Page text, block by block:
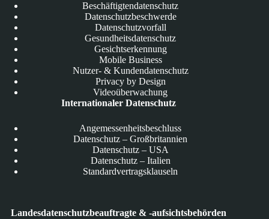
Beschäftigtendatenschutz
Datenschutzbeschwerde
Datenschutzvorfall
Gesundheitsdatenschutz
Gesichtserkennung
Mobile Business
Nutzer- & Kundendatenschutz
Privacy by Design
Videoüberwachung
Internationaler Datenschutz
Angemessenheitsbeschluss
Datenschutz – Großbritannien
Datenschutz – USA
Datenschutz – Italien
Standardvertragsklauseln
Landesdatenschutzbeauftragte & -aufsichtsbehörden